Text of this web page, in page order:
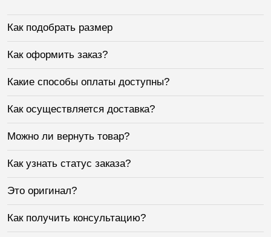
Как подобрать размер
Как оформить заказ?
Какие способы оплаты доступны?
Как осуществляется доставка?
Можно ли вернуть товар?
Как узнать статус заказа?
Это оригинал?
Как получить консультацию?